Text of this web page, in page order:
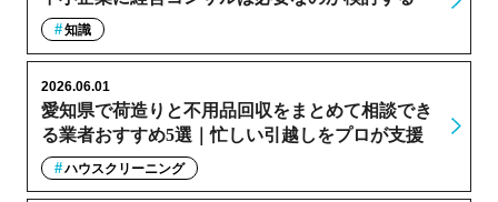
知識
愛知県で荷造りと不用品回収をまとめて相談でき
る業者おすすめ5選｜忙しい引越しをプロが支援
2026.06.01
ハウスクリーニング